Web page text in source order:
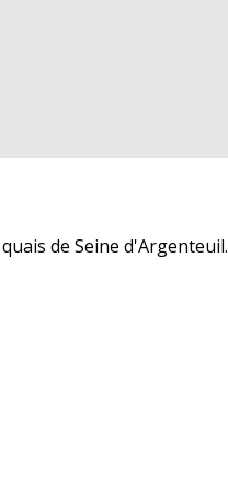
de Seine d'Argenteuil.